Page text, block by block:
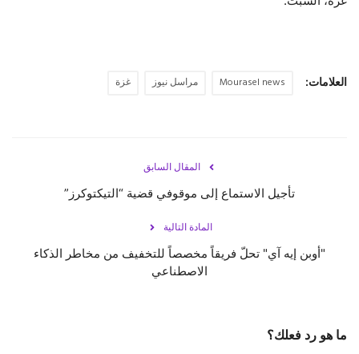
العلامات: Mourasel news مراسل نيوز غزة
المقال السابق
تأجيل الاستماع إلى موقوفي قضية “التيكتوكرز”
المادة التالية
"أوبن إيه آي" تحلّ فريقاً مخصصاً للتخفيف من مخاطر الذكاء
الاصطناعي
ما هو رد فعلك؟